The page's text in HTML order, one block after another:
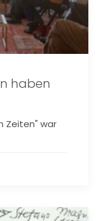
haben
Zeiten" war